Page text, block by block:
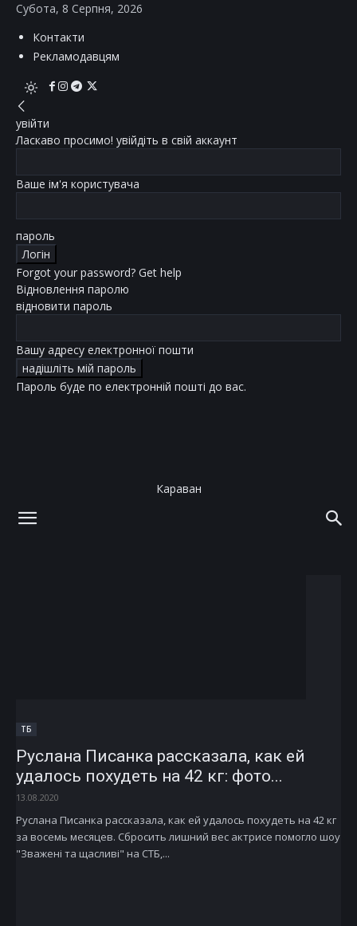
Субота, 8 Серпня, 2026
Контакти
Рекламодавцям
увійти
Ласкаво просимо! увійдіть в свій аккаунт
Ваше ім'я користувача
пароль
Forgot your password? Get help
Відновлення паролю
відновити пароль
Вашу адресу електронної пошти
Пароль буде по електронній пошті до вас.
Караван
ТБ
Руслана Писанка рассказала, как ей
удалось похудеть на 42 кг: фото...
13.08.2020
Руслана Писанка рассказала, как ей удалось похудеть на 42 кг
за восемь месяцев. Сбросить лишний вес актрисе помогло шоу
"Зважені та щасливі" на СТБ,...